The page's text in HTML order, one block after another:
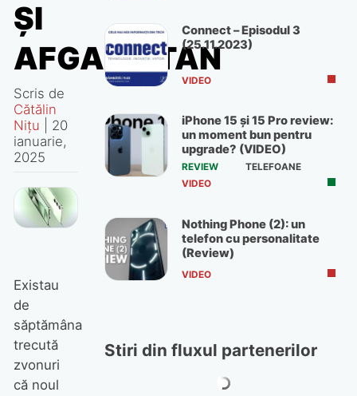
ȘI
AFGANISTAN
Scris de
Cătălin
Nițu
20
ianuarie,
2025
Existau
de
săptămâna
trecută
zvonuri
că noul
Connect – Episodul 3
(25.11.2023)
VIDEO
iPhone 15 și 15 Pro review:
un moment bun pentru
upgrade? (VIDEO)
REVIEW
TELEFOANE
VIDEO
Nothing Phone (2): un
telefon cu personalitate
(Review)
VIDEO
Stiri din fluxul partenerilor